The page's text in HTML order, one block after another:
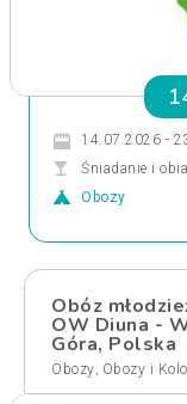
14.07.2026 -
Śniadanie i
Obozy
Obóz
OW Diuna -
Góra, Polska
Obozy, Obozy i